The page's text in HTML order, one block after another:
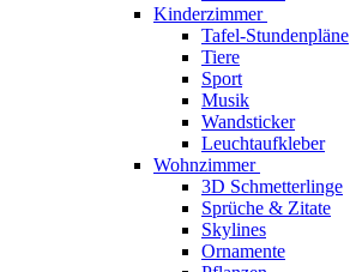
Kinderzimmer
Tafel-Stundenpläne
Tiere
Sport
Musik
Wandsticker
Leuchtaufkleber
Wohnzimmer
3D Schmetterlinge
Sprüche & Zitate
Skylines
Ornamente